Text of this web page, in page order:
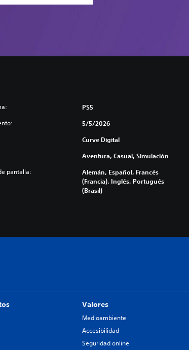
PS5
5/5/2026
Curve Digital
Aventura, Casual, Simulación
pantalla:
Alemán, Español, Francés
(Francia), Inglés, Portugués
(Brasil)
Valores
Medioambiente
Accesibilidad
Seguridad online